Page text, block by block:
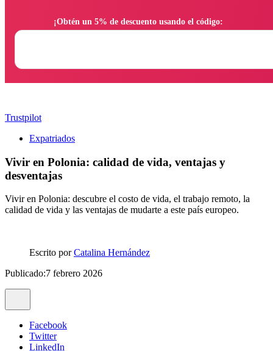
Trustpilot
Expatriados
Vivir en Polonia: calidad de vida, ventajas y
desventajas
Vivir en Polonia: descubre el costo de vida, el trabajo remoto, la
calidad de vida y las ventajas de mudarte a este país europeo.
Escrito porCatalina Hernández
Publicado:7 febrero 2026
Facebook
Twitter
LinkedIn